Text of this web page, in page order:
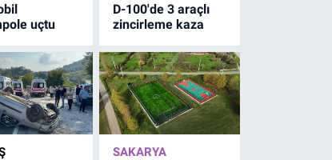
uçtu
D-100'de 3 araçlı
zincirleme kaza
SAKARYA